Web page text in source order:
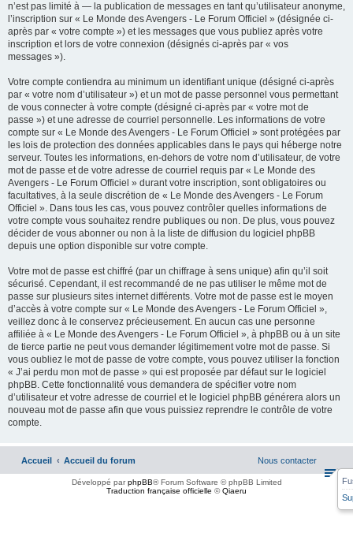
n’est pas limité à — la publication de messages en tant qu’utilisateur anonyme,
l’inscription sur « Le Monde des Avengers - Le Forum Officiel » (désignée ci-
après par « votre compte ») et les messages que vous publiez après votre
inscription et lors de votre connexion (désignés ci-après par « vos
messages »).
Votre compte contiendra au minimum un identifiant unique (désigné ci-après
par « votre nom d’utilisateur ») et un mot de passe personnel vous permettant
de vous connecter à votre compte (désigné ci-après par « votre mot de
passe ») et une adresse de courriel personnelle. Les informations de votre
compte sur « Le Monde des Avengers - Le Forum Officiel » sont protégées par
les lois de protection des données applicables dans le pays qui héberge notre
serveur. Toutes les informations, en-dehors de votre nom d’utilisateur, de votre
mot de passe et de votre adresse de courriel requis par « Le Monde des
Avengers - Le Forum Officiel » durant votre inscription, sont obligatoires ou
facultatives, à la seule discrétion de « Le Monde des Avengers - Le Forum
Officiel ». Dans tous les cas, vous pouvez contrôler quelles informations de
votre compte vous souhaitez rendre publiques ou non. De plus, vous pouvez
décider de vous abonner ou non à la liste de diffusion du logiciel phpBB
depuis une option disponible sur votre compte.
Votre mot de passe est chiffré (par un chiffrage à sens unique) afin qu’il soit
sécurisé. Cependant, il est recommandé de ne pas utiliser le même mot de
passe sur plusieurs sites internet différents. Votre mot de passe est le moyen
d’accès à votre compte sur « Le Monde des Avengers - Le Forum Officiel »,
veillez donc à le conservez précieusement. En aucun cas une personne
affiliée à « Le Monde des Avengers - Le Forum Officiel », à phpBB ou à un site
de tierce partie ne peut vous demander légitimement votre mot de passe. Si
vous oubliez le mot de passe de votre compte, vous pouvez utiliser la fonction
« J’ai perdu mon mot de passe » qui est proposée par défaut sur le logiciel
phpBB. Cette fonctionnalité vous demandera de spécifier votre nom
d’utilisateur et votre adresse de courriel et le logiciel phpBB générera alors un
nouveau mot de passe afin que vous puissiez reprendre le contrôle de votre
compte.
Accueil Accueil du forum Nous contacter
Développé parphpBB® Forum Software © phpBB Limited
Traduction française officielle ©Qiaeru